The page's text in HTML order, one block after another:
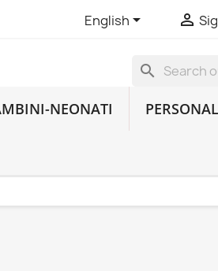
English 
search
NEONATI